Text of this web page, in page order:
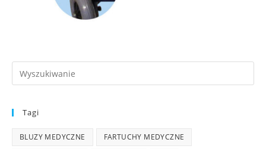
Tagi
BLUZY MEDYCZNE FARTUCHY MEDYCZNE